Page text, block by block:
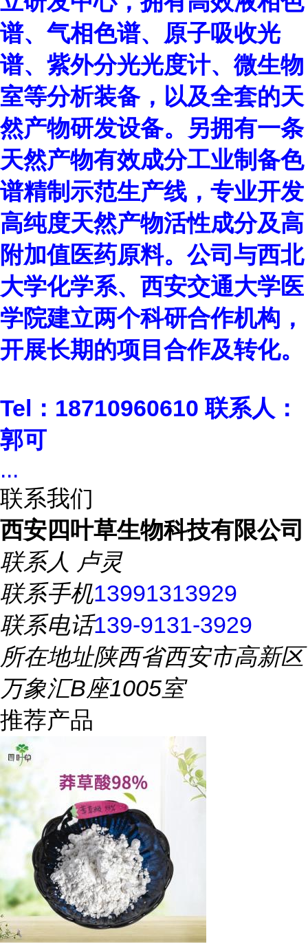
谱、气相色谱、原子吸收光
谱、紫外分光光度计、微生物
室等分析装备，以及全套的天
然产物研发设备。另拥有一条
天然产物有效成分工业制备色
谱精制示范生产线，专业开发
高纯度天然产物活性成分及高
附加值医药原料。公司与西北
大学化学系、西安交通大学医
学院建立两个科研合作机构，
开展长期的项目合作及转化。
Tel ：18710960610 联系人：
郭可
...
联系我们
西安四叶草生物科技有限公司
联系人 卢灵
联系手机13991313929
联系电话139-9131-3929
所在地址陕西省西安市高新区
万象汇B座1005室
推荐产品